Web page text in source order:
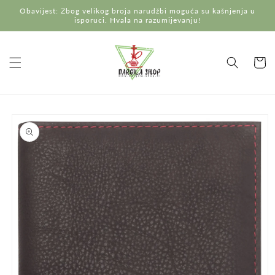
na
Obavijest: Zbog velikog broja narudžbi moguća su kašnjenja u
isporuci. Hvala na razumijevanju!
informacija
proizvodu